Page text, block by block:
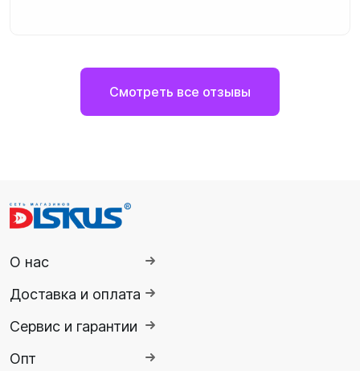
Смотреть все отзывы
О нас
Доставка и оплата
Сервис и гарантии
Опт